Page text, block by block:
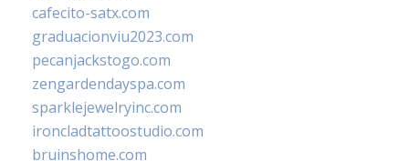
cafecito-satx.com
graduacionviu2023.com
pecanjackstogo.com
zengardendayspa.com
sparklejewelryinc.com
ironcladtattoostudio.com
bruinshome.com